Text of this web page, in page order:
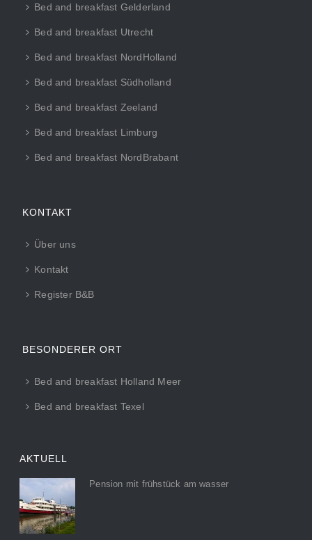
Bed and breakfast Gelderland
Bed and breakfast Utrecht
Bed and breakfast NordHolland
Bed and breakfast Südholland
Bed and breakfast Zeeland
Bed and breakfast Limburg
Bed and breakfast NordBrabant
KONTAKT
Über uns
Kontakt
Register B&B
BESONDERER ORT
Bed and breakfast Holland Meer
Bed and breakfast Texel
AKTUELL
Pension mit frühstück am wasser